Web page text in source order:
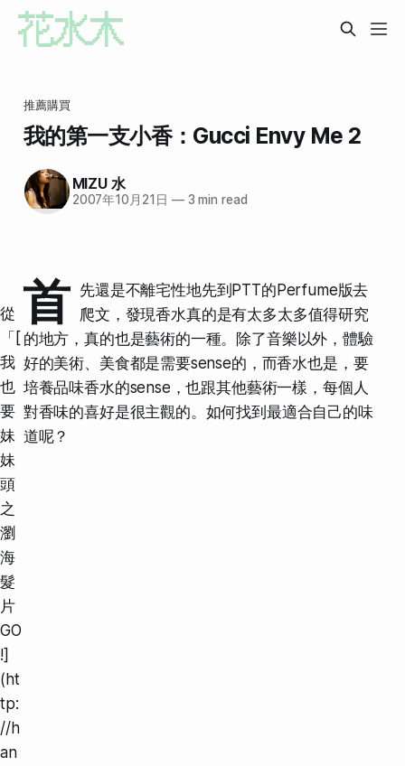
推薦購買
我的第一支小香：Gucci Envy Me 2
MIZU 水
2007年10月21日 —3 min read
從
「[
我
也
要
妹
妹
頭
之
瀏
海
髮
片
GO
!]
(ht
tp:
//h
an
首 先還是不離宅性地先到PTT的Perfume版去
爬文，發現香水真的是有太多太多值得研究
的地方，真的也是藝術的一種。除了音樂以外，體驗
好的美術、美食都是需要sense的，而香水也是，要
培養品味香水的sense，也跟其他藝術一樣，每個人
對香味的喜好是很主觀的。如何找到最適合自己的味
道呢？